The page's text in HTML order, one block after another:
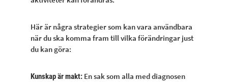
Här är några strategier som kan vara användbara
när du ska komma fram till vilka förändringar just
du kan göra:
Kunskap är makt: En sak som alla med diagnosen